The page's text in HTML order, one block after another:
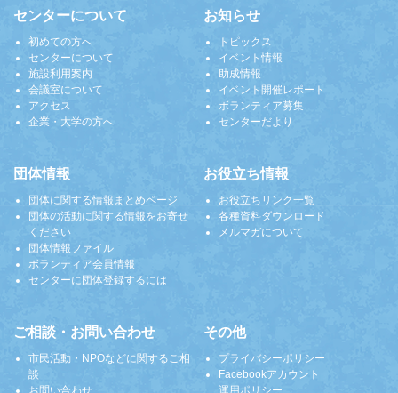
センターについて
初めての方へ
センターについて
施設利用案内
会議室について
アクセス
企業・大学の方へ
お知らせ
トピックス
イベント情報
助成情報
イベント開催レポート
ボランティア募集
センターだより
団体情報
団体に関する情報まとめページ
団体の活動に関する情報をお寄せ
ください
団体情報ファイル
ボランティア会員情報
センターに団体登録するには
お役立ち情報
お役立ちリンク一覧
各種資料ダウンロード
メルマガについて
ご相談・お問い合わせ
市民活動・NPOなどに関するご相
談
その他
プライバシーポリシー
Facebookアカウント